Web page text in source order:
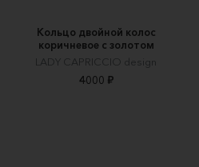
Кольцо двойной колос
коричневое с золотом
LADY CAPRICCIO design
4000 ₽